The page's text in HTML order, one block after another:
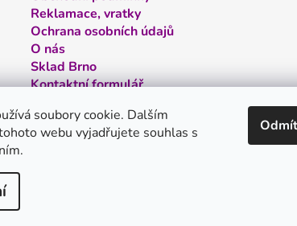
soubory cookie. Dalším
webu vyjadřujete souhlas s
Reklamace, vratky
Ochrana osobních údajů
O nás
Sklad Brno
Kontaktní formulář